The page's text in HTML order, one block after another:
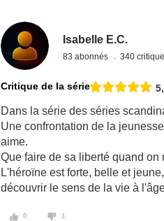
Isabelle E.C.
83 abonnés 340
Critique de la série
Dans la série des séries
Une confrontation de la
aime.
Que faire de sa liberté quand
L'héroïne est forte, belle et
découvrir le sens de la vie à
0 1